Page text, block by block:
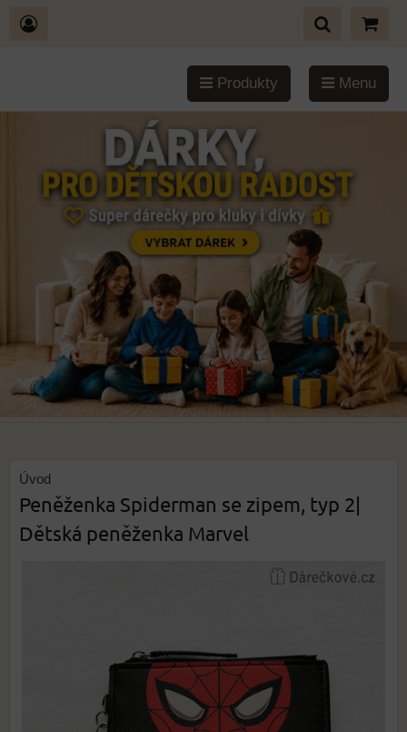
Produkty Menu
Úvod
Peněženka Spiderman se zipem, typ 2|
Dětská peněženka Marvel